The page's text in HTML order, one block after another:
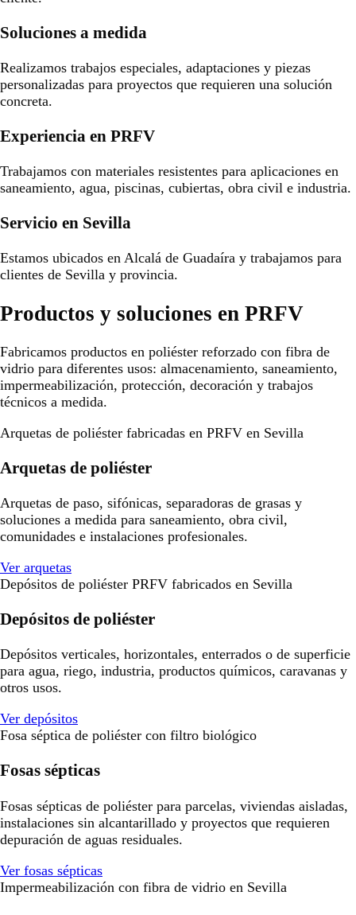
Soluciones a medida
Realizamos trabajos especiales, adaptaciones y piezas
personalizadas para proyectos que requieren una solución
concreta.
Experiencia en PRFV
Trabajamos con materiales resistentes para aplicaciones en
saneamiento, agua, piscinas, cubiertas, obra civil e industria.
Servicio en Sevilla
Estamos ubicados en Alcalá de Guadaíra y trabajamos para
clientes de Sevilla y provincia.
Productos y soluciones en PRFV
Fabricamos productos en poliéster reforzado con fibra de
vidrio para diferentes usos: almacenamiento, saneamiento,
impermeabilización, protección, decoración y trabajos
técnicos a medida.
Arquetas de poliéster fabricadas en PRFV en Sevilla
Arquetas de poliéster
Arquetas de paso, sifónicas, separadoras de grasas y
soluciones a medida para saneamiento, obra civil,
comunidades e instalaciones profesionales.
Ver arquetas
Depósitos de poliéster PRFV fabricados en Sevilla
Depósitos de poliéster
Depósitos verticales, horizontales, enterrados o de superficie
para agua, riego, industria, productos químicos, caravanas y
otros usos.
Ver depósitos
Fosa séptica de poliéster con filtro biológico
Fosas sépticas
Fosas sépticas de poliéster para parcelas, viviendas aisladas,
instalaciones sin alcantarillado y proyectos que requieren
depuración de aguas residuales.
Ver fosas sépticas
Impermeabilización con fibra de vidrio en Sevilla